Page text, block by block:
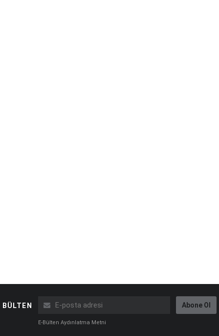
BÜLTEN Abone Ol
E-Bülten Aydınlatma Metni